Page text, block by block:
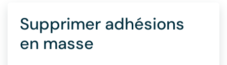
Supprimer adhésions
en masse